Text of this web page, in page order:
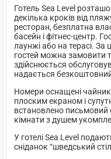
Готель Sea Level
декілька кроків від
ресторан, безплатна
басейн і фітнес-центр.
лаунжі або на терасі. За
гостей можна замовити
здійснюється
надається
Номери оснащені
плоским екраном і
встановлено письмовий
кімнати з душем
У готелі Sea Level
сніданок “шведський